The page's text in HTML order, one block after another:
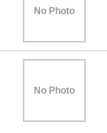
No Photo
No Photo